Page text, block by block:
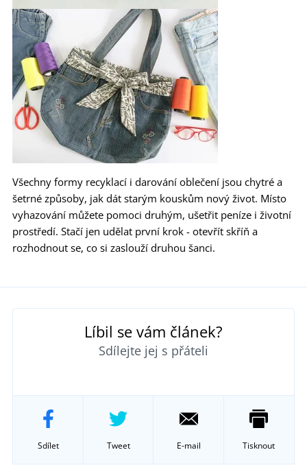
Všechny formy recyklací i darování oblečení jsou chytré a
šetrné způsoby, jak dát starým kouskům nový život. Místo
vyhazování můžete pomoci druhým, ušetřit peníze i životní
prostředí. Stačí jen udělat první krok - otevřít skříň a
rozhodnout se, co si zaslouží druhou šanci.
Líbil se vám článek?
Sdílejte jej s přáteli
Sdílet Tweet E-mail Tisknout